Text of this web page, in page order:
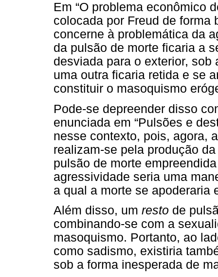
Em “O problema econômico
colocada por Freud de forma
concerne à problemática da
da pulsão de morte ficaria a
desviada para o exterior,
uma outra ficaria retida e se
constituir o masoquismo
Pode-se depreender disso
enunciada em “Pulsões e
nesse contexto, pois, agora,
realizam-se pela produção
pulsão de morte
agressividade seria uma
a qual a morte se apoderaria
Além disso, um resto de
combinando-se com a
masoquismo. Portanto, ao
como sadismo, existiria
sob a forma inesperada de